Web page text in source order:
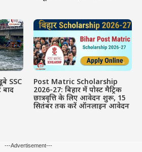
SSC
बाद
Post Matric Scholarship
2026-27: बिहार में पोस्ट मैट्रिक
छात्रवृत्ति के लिए आवेदन शुरू, 15
सितंबर तक करें ऑनलाइन आवेदन
---Advertisement---